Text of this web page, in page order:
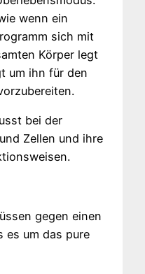
wenn ein
sich mit
Körper legt
um ihn für den
bei der
Zellen und ihre
gegen einen
es um das pure